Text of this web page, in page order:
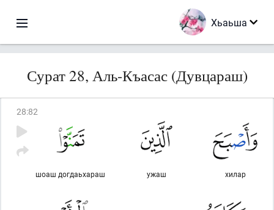
Хьаьша
Сурат 28, Аль-Къасас (Дувцараш)
28:82
хилар
ужаш
шоаш догдаьхараш